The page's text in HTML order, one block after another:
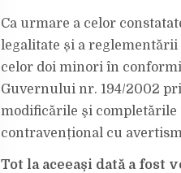
Ca urmare a celor
legalitate și a reglementării
celor doi minori în
Guvernului nr. 194/2002
modificările şi completările
contravențional cu
Tot la aceeași dată a fost